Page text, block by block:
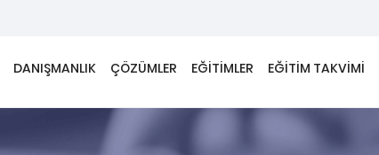
DANIŞMANLIK ÇÖZÜMLER EĞİTİMLER EĞİTİM TAKVİMİ